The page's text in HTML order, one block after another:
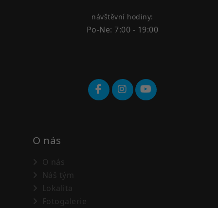
návštěvní hodiny:
Po-Ne: 7:00 - 19:00
O nás
O nás
Náš tým
Lokalita
Fotogalerie